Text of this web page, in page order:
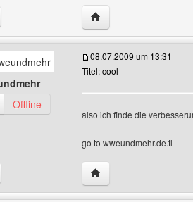
Website dieses
Benutzer-Profile anzeigen
Offline
08.07.2009 um 13:31
Titel: cool
also ich finde die
go to wweundmehr.de.tl
Website dieses